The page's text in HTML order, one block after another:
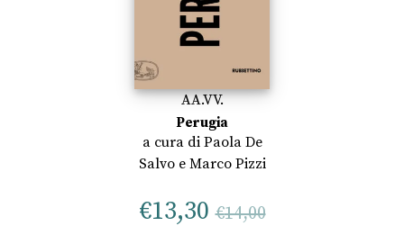
AA.VV.
Perugia
a cura di Paola De
Salvoe Marco Pizzi
€13,30 €14,00